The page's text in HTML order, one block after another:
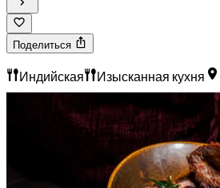
Поделиться
Индийская Изысканная кухня